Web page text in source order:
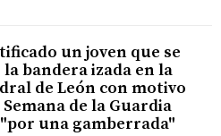
un joven que se
bandera izada en la
de León con motivo
Semana de la Guardia
una gamberrada"